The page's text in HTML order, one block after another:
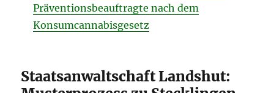
Präventionsbeauftragte nach dem
Konsumcannabisgesetz
Staatsanwaltschaft Landshut: